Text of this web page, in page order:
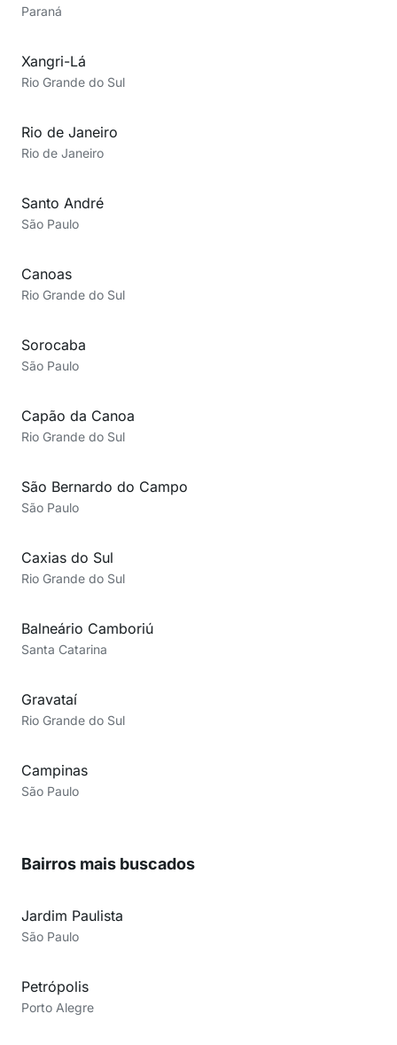
Paraná
Xangri-Lá
Rio Grande do Sul
Rio de Janeiro
Rio de Janeiro
Santo André
São Paulo
Canoas
Rio Grande do Sul
Sorocaba
São Paulo
Capão da Canoa
Rio Grande do Sul
São Bernardo do Campo
São Paulo
Caxias do Sul
Rio Grande do Sul
Balneário Camboriú
Santa Catarina
Gravataí
Rio Grande do Sul
Campinas
São Paulo
Bairros mais buscados
Jardim Paulista
São Paulo
Petrópolis
Porto Alegre